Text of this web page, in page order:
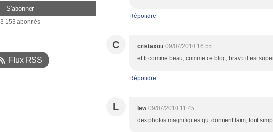
3 153 abonnés
Flux RSS
Répondre
C cristaxou 09/07/2010 16:55
et b comme beau, comme ce blog, bravo il est
Répondre
L lew 09/07/2010 11:45
des photos magnifiques qui donnent faim, tout